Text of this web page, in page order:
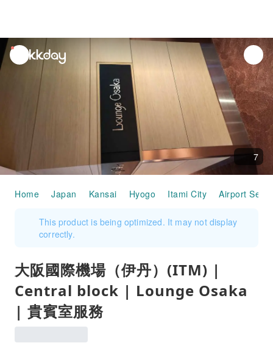
unread
notifications
7
Home Japan Kansai Hyogo Itami City Airport
This product is being optimized. It may not display
correctly.
大阪國際機場（伊丹）(ITM) |
Central block | Lounge Osaka
| 貴賓室服務